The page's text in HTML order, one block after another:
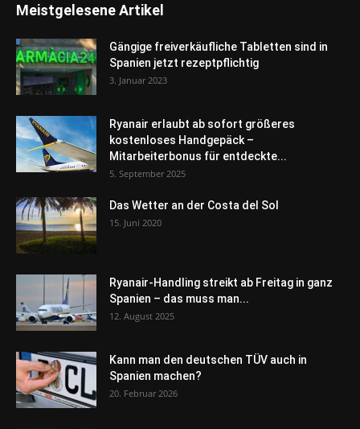
Meistgelesene Artikel
Gängige freiverkäufliche Tabletten sind in
Spanien jetzt rezeptpflichtig
3. Januar 2023
Ryanair erlaubt ab sofort größeres
kostenloses Handgepäck –
Mitarbeiterbonus für entdeckte...
5. September 2025
Das Wetter an der Costa del Sol
15. Juni 2020
Ryanair-Handling streikt ab Freitag in ganz
Spanien – das muss man...
12. August 2025
Kann man den deutschen TÜV auch in
Spanien machen?
20. Februar 2026